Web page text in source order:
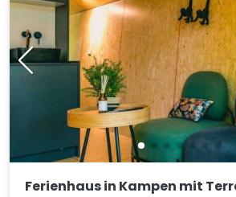
Ferienhaus in Kampen mit